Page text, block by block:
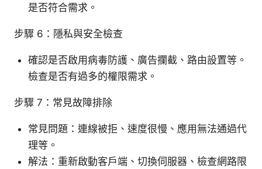
是否符合需求。
步驟 6：隱私與安全檢查
確認是否啟用病毒防護、廣告攔截、路由設置等。
檢查是否有過多的權限需求。
步驟 7：常見故障排除
常見問題：連線被拒、速度很慢、應用無法通過代
理等。
解法：重新啟動客戶端、切換伺服器、檢查網路限